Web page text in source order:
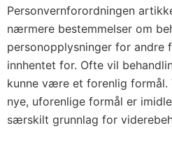
Personvernforordningen
nærmere bestemmelser om
personopplysninger for andre
innhentet for. Ofte vil
kunne være et forenlig formål.
nye, uforenlige formål er
særskilt grunnlag for